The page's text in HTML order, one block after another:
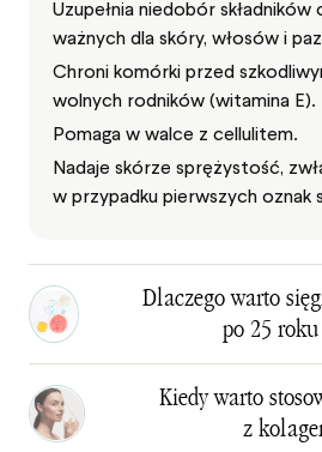
Uzupełnia niedobór
ważnych dla skóry, włosów i
Chroni komórki przed
wolnych rodników (witamina E).
Pomaga w walce z cellulitem.
Nadaje skórze sprężystość,
w przypadku pierwszych oznak
Dlaczego warto
po 25
Kiedy warto
z